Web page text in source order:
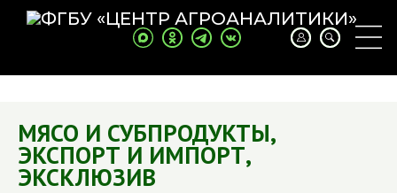
МЯСО И СУБПРОДУКТЫ,
ЭКСПОРТ И ИМПОРТ,
ЭКСКЛЮЗИВ